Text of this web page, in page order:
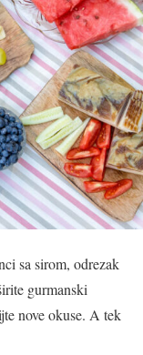
sa sirom, odrezak
gurmanski
nove okuse. A tek